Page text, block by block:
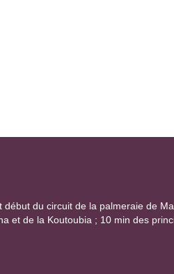
du circuit de la palmeraie de
et de la Koutoubia ; 10 min des